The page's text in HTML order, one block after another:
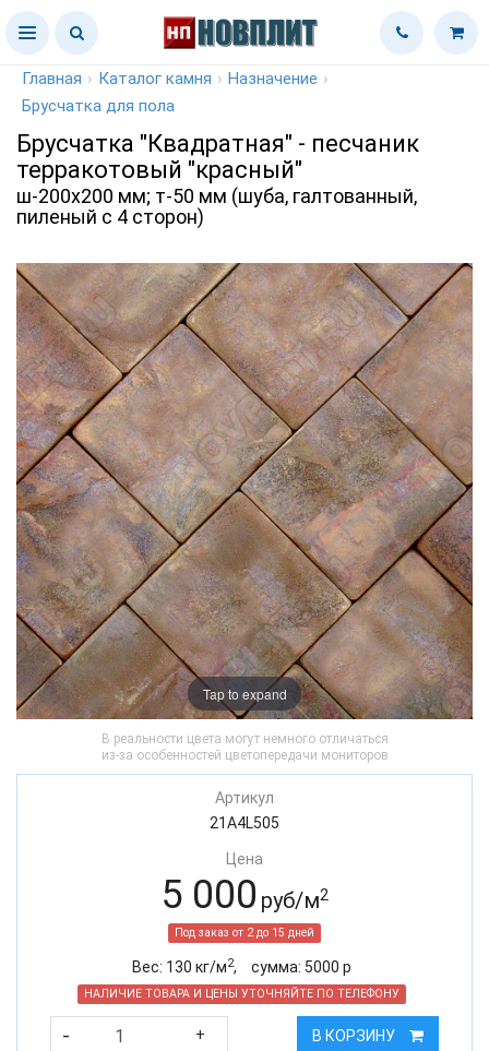
Главная › Каталог камня › Назначение ›
Брусчатка для пола
Брусчатка "Квадратная" - песчаник
терракотовый "красный"
ш-200х200 мм; т-50 мм (шуба, галтованный,
пиленый с 4 сторон)
Tap to expand
В реальности цвета могут немного отличаться
из-за особенностей цветопередачи мониторов
Артикул
21A4L505
Цена
5 000 руб/м2
Под заказ от 2 до 15 дней
Вес: 130 кг/м2, cумма: 5000 р
НАЛИЧИЕ ТОВАРА И ЦЕНЫ УТОЧНЯЙТЕ ПО ТЕЛЕФОНУ
- + В КОРЗИНУ